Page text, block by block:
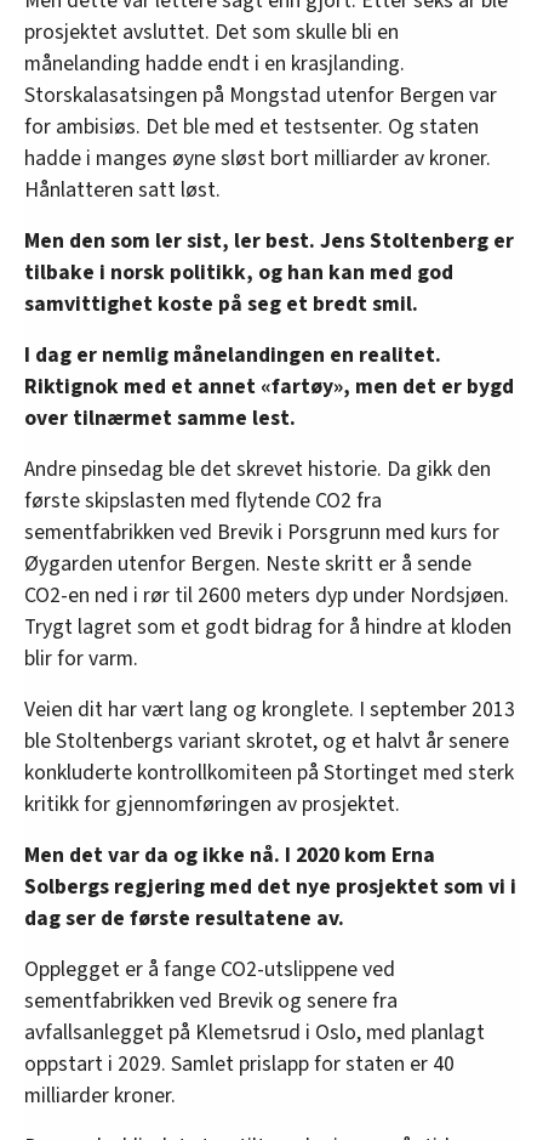
prosjektet avsluttet. Det som skulle bli en
månelanding hadde endt i en krasjlanding.
Storskalasatsingen på Mongstad utenfor Bergen var
for ambisiøs. Det ble med et testsenter. Og staten
hadde i manges øyne sløst bort milliarder av kroner.
Hånlatteren satt løst.
Men den som ler sist, ler best. Jens Stoltenberg er
tilbake i norsk politikk, og han kan med god
samvittighet koste på seg et bredt smil.
I dag er nemlig månelandingen en realitet.
Riktignok med et annet «fartøy», men det er bygd
over tilnærmet samme lest.
Andre pinsedag ble det skrevet historie. Da gikk den
første skipslasten med flytende CO2 fra
sementfabrikken ved Brevik i Porsgrunn med kurs for
Øygarden utenfor Bergen. Neste skritt er å sende
CO2-en ned i rør til 2600 meters dyp under Nordsjøen.
Trygt lagret som et godt bidrag for å hindre at kloden
blir for varm.
Veien dit har vært lang og kronglete. I september 2013
ble Stoltenbergs variant skrotet, og et halvt år senere
konkluderte kontrollkomiteen på Stortinget med sterk
kritikk for gjennomføringen av prosjektet.
Men det var da og ikke nå. I 2020 kom Erna
Solbergs regjering med det nye prosjektet som vi i
dag ser de første resultatene av.
Opplegget er å fange CO2-utslippene ved
sementfabrikken ved Brevik og senere fra
avfallsanlegget på Klemetsrud i Oslo, med planlagt
oppstart i 2029. Samlet prislapp for staten er 40
milliarder kroner.